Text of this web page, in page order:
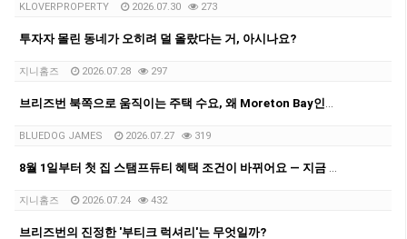
KLOVERPROPERTY 2026.07.30 273
투자자 몰린 동네가 오히려 덜 올랐다는 거, 아시나요?
지니홈즈 2026.07.28 297
브리즈번 북쪽으로 움직이는 주택 수요, 왜 Moreton Bay인가??
BLUEDOG JAMES 2026.07.27 319
8월 1일부터 첫 집 스탬프듀티 혜택 조건이 바뀌어요 — 지금 꼭 체크하세요!
지니홈즈 2026.07.24 432
브리즈번의 진정한 '부티크 럭셔리'는 무엇일까?